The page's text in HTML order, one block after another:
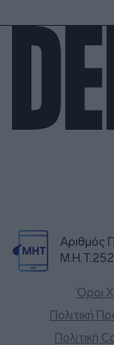
Αριθμός
Όροι
Πολιτική
Πολιτική